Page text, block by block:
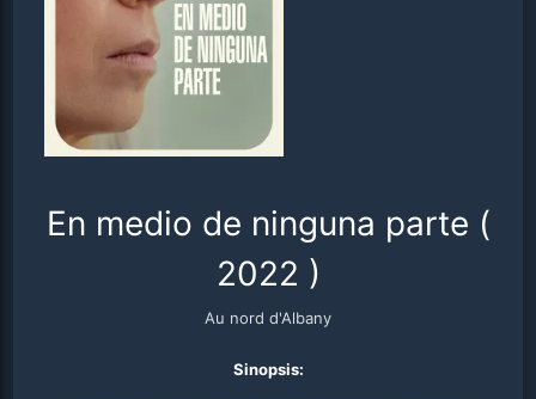
En medio de ninguna parte (
2022 )
Au nord d'Albany
Sinopsis: